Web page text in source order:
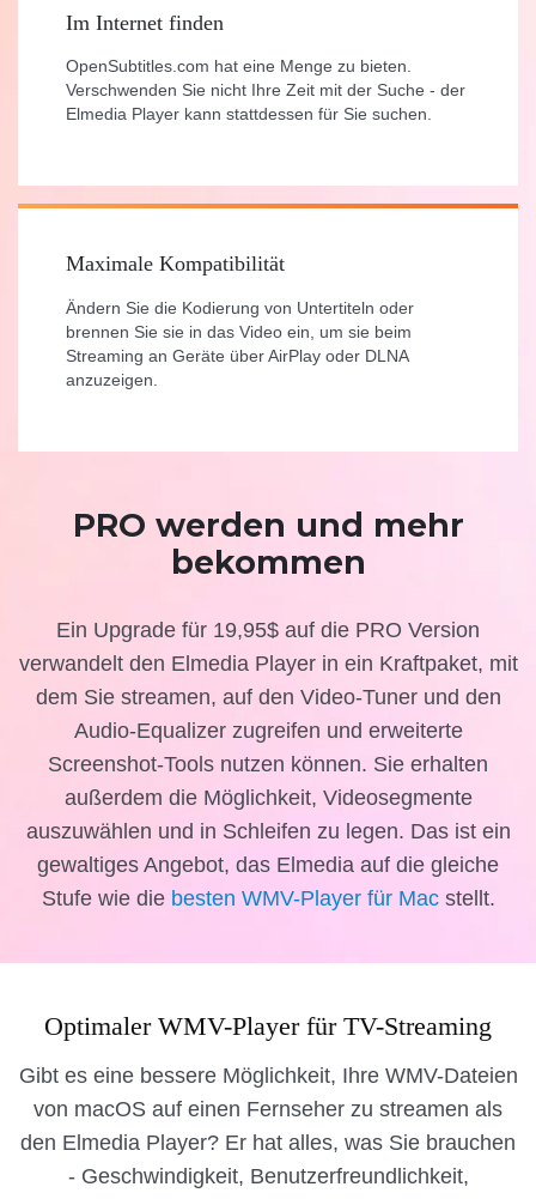
Im Internet finden
OpenSubtitles.com hat eine Menge zu bieten.
Verschwenden Sie nicht Ihre Zeit mit der Suche - der
Elmedia Player kann stattdessen für Sie suchen.
Maximale Kompatibilität
Ändern Sie die Kodierung von Untertiteln oder
brennen Sie sie in das Video ein, um sie beim
Streaming an Geräte über AirPlay oder DLNA
anzuzeigen.
PRO werden und mehr
bekommen
Ein Upgrade für 19,95$ auf die PRO Version
verwandelt den Elmedia Player in ein Kraftpaket, mit
dem Sie streamen, auf den Video-Tuner und den
Audio-Equalizer zugreifen und erweiterte
Screenshot-Tools nutzen können. Sie erhalten
außerdem die Möglichkeit, Videosegmente
auszuwählen und in Schleifen zu legen. Das ist ein
gewaltiges Angebot, das Elmedia auf die gleiche
Stufe wie die besten WMV-Player für Macstellt.
Optimaler WMV-Player für TV-Streaming
Gibt es eine bessere Möglichkeit, Ihre WMV-Dateien
von macOS auf einen Fernseher zu streamen als
den Elmedia Player? Er hat alles, was Sie brauchen
- Geschwindigkeit, Benutzerfreundlichkeit,